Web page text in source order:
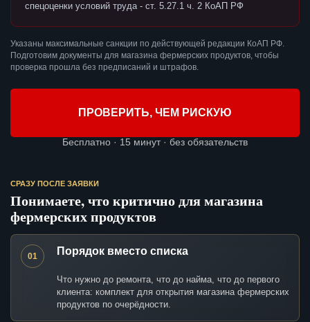
спецоценки условий труда - ст. 5.27.1 ч. 2 КоАП РФ
Указаны максимальные санкции по действующей редакции КоАП РФ.
Подготовим документы для магазина фермерских продуктов, чтобы
проверка прошла без предписаний и штрафов.
ПРОВЕРИТЬ, ЧЕМ РИСКУЮ
Бесплатно · 15 минут · без обязательств
СРАЗУ ПОСЛЕ ЗАЯВКИ
Понимаете, что критично для магазина
фермерских продуктов
01 Порядок вместо списка
Что нужно до ремонта, что до найма, что до первого
клиента: комплект для открытия магазина фермерских
продуктов по очерёдности.